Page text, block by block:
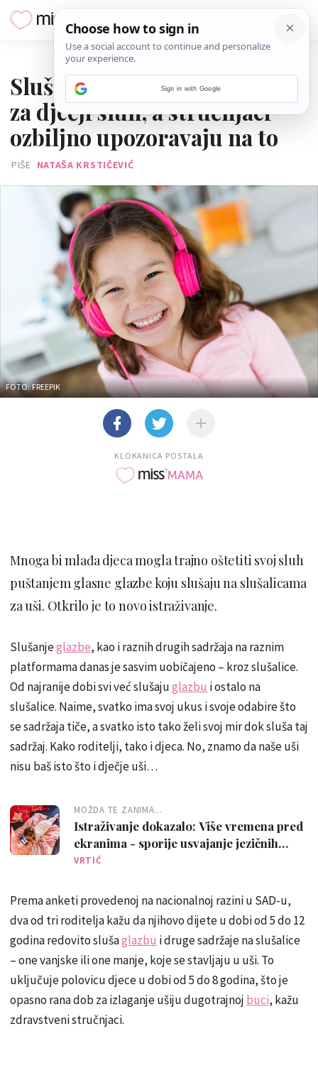
Slušalice su sve veća prijetnja
za dječji sluh, a stručnjaci
ozbiljno upozoravaju na to
PIŠE NATAŠA KRSTIČEVIĆ
FOTO: FREEPIK
KLOKANICA POSTALA
Mnoga bi mlađa djeca mogla trajno oštetiti svoj sluh
puštanjem glasne glazbe koju slušaju na slušalicama
za uši. Otkrilo je to novo istraživanje.
Slušanjeglazbe, kao i raznih drugih sadržaja na raznim
platformama danas je sasvim uobičajeno – kroz slušalice.
Od najranije dobi svi već slušajuglazbu i ostalo na
slušalice. Naime, svatko ima svoj ukus i svoje odabire što
se sadržaja tiče, a svatko isto tako želi svoj mir dok sluša taj
sadržaj. Kako roditelji, tako i djeca. No, znamo da naše uši
nisu baš isto što i dječje uši…
MOŽDA TE ZANIMA...
Istraživanje dokazalo: Više vremena pred
ekranima - sporije usvajanje jezičnih
vještina
VRTIĆ
Prema anketi provedenoj na nacionalnoj razini u SAD-u,
dva od tri roditelja kažu da njihovo dijete u dobi od 5 do 12
godina redovito slušaglazbu i druge sadržaje na slušalice
– one vanjske ili one manje, koje se stavljaju u uši. To
uključuje polovicu djece u dobi od 5 do 8 godina, što je
opasno rana dob za izlaganje ušiju dugotrajnoj buci, kažu
zdravstveni stručnjaci.
Sign in with Google